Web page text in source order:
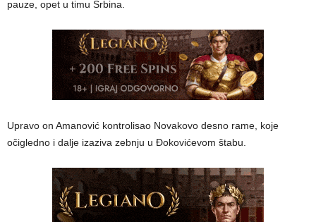
pauze, opet u timu Srbina.
Upravo on Amanović kontrolisao Novakovo desno rame, koje
očigledno i dalje izaziva zebnju u Đokovićevom štabu.